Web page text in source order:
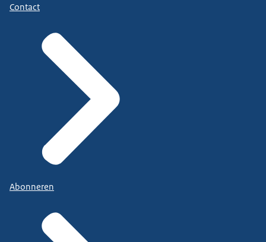
Contact
Abonneren